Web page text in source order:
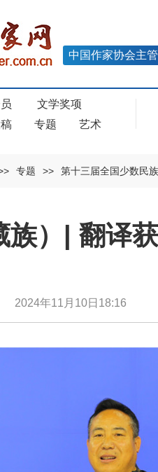
中国作家协会主管
文学奖项
专题 艺术
专题 >> 第十三届全国少数民
族）| 翻译
| 2024年11月10日18:16